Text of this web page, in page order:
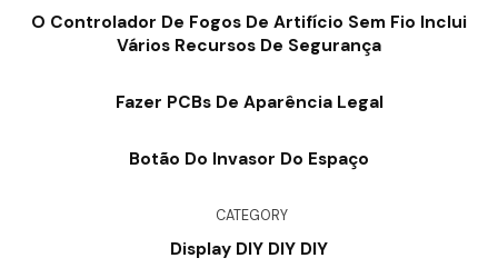
O Controlador De Fogos De Artifício Sem Fio Inclui
Vários Recursos De Segurança
Fazer PCBs De Aparência Legal
Botão Do Invasor Do Espaço
CATEGORY
Display DIY DIY DIY